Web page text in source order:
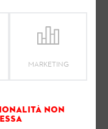
pronto per l'uso, la
lo stoccaggio, la
dei problemi o lo
MARKETING
non